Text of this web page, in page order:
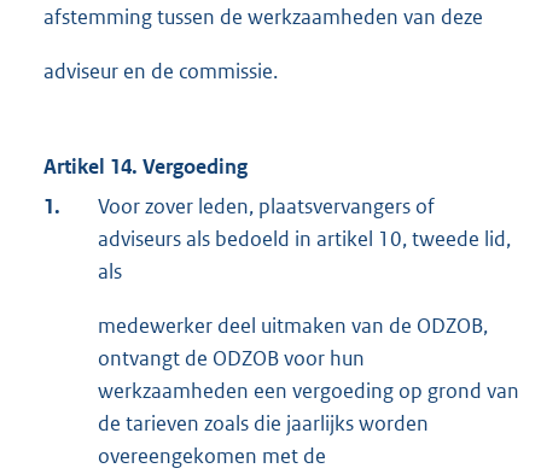
afstemming tussen de werkzaamheden van deze
adviseur en de commissie.
Artikel 14. Vergoeding
1.
Voor zover leden, plaatsvervangers of
adviseurs als bedoeld in artikel 10, tweede lid,
als
medewerker deel uitmaken van de ODZOB,
ontvangt de ODZOB voor hun
werkzaamheden een vergoeding op grond van
de tarieven zoals die jaarlijks worden
overeengekomen met de